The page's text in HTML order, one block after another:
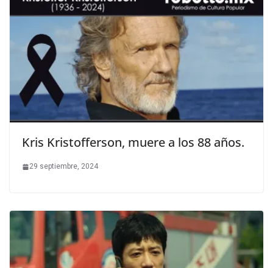
Kris Kristofferson, muere a los 88 años.
29 septiembre, 2024